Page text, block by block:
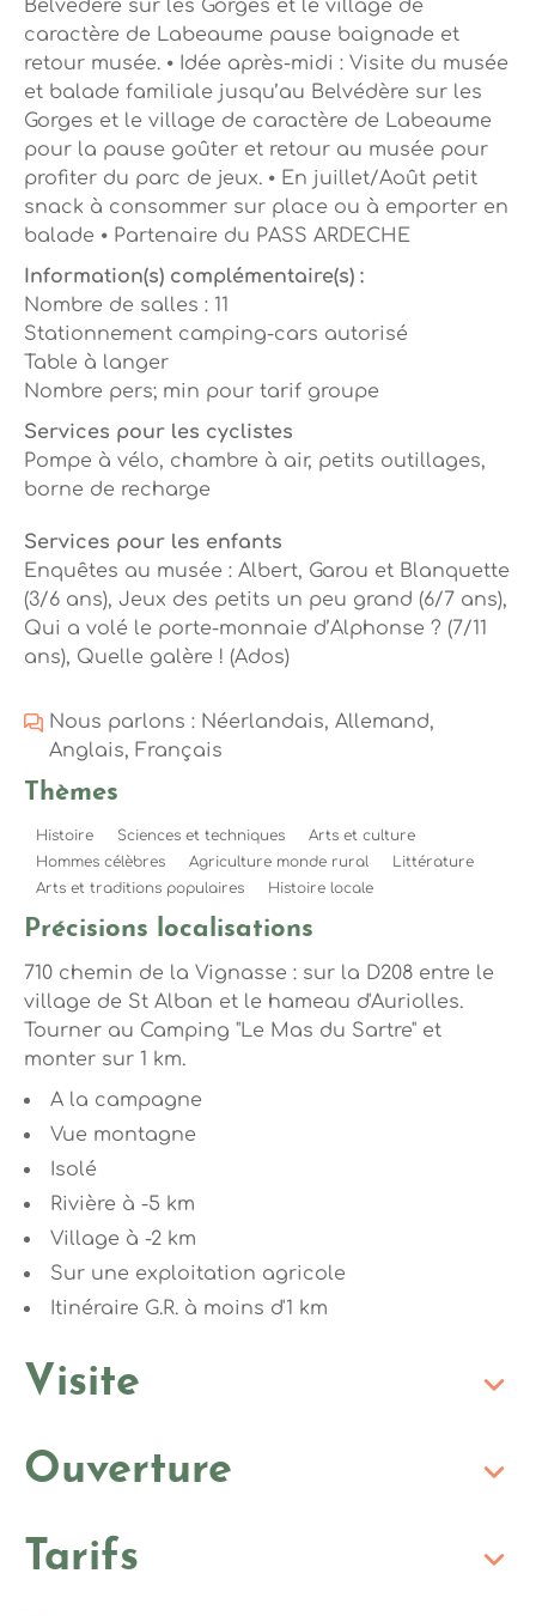
Belvédère sur les Gorges et le village de
caractère de Labeaume pause baignade et
retour musée. ⦁ Idée après-midi : Visite du musée
et balade familiale jusqu’au Belvédère sur les
Gorges et le village de caractère de Labeaume
pour la pause goûter et retour au musée pour
profiter du parc de jeux. ⦁ En juillet/Août petit
snack à consommer sur place ou à emporter en
balade ⦁ Partenaire du PASS ARDECHE
Information(s) complémentaire(s) :
Nombre de salles : 11
Stationnement camping-cars autorisé
Table à langer
Nombre pers; min pour tarif groupe
Services pour les cyclistes
Pompe à vélo, chambre à air, petits outillages,
borne de recharge
Services pour les enfants
Enquêtes au musée : Albert, Garou et Blanquette
(3/6 ans), Jeux des petits un peu grand (6/7 ans),
Qui a volé le porte-monnaie d’Alphonse ? (7/11
ans), Quelle galère ! (Ados)
Nous parlons : Néerlandais, Allemand,
Anglais, Français
Thèmes
Histoire Sciences et techniques
Arts et culture
Hommes célèbres
Agriculture monde rural
Littérature
Arts et traditions populaires
Histoire locale
Précisions localisations
710 chemin de la Vignasse : sur la D208 entre le
village de St Alban et le hameau d'Auriolles.
Tourner au Camping "Le Mas du Sartre" et
monter sur 1 km.
A la campagne
Vue montagne
Isolé
Rivière à -5 km
Village à -2 km
Sur une exploitation agricole
Itinéraire G.R. à moins d'1 km
Visite
Ouverture
Tarifs